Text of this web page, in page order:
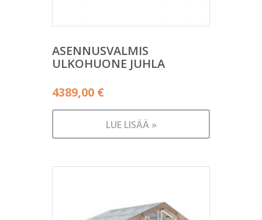
ASENNUSVALMIS
ULKOHUONE JUHLA
4389,00 €
LUE LISÄÄ »